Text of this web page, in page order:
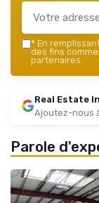
* En
des fins
partenaires.
Real Estate
Ajoutez-nous
Parole